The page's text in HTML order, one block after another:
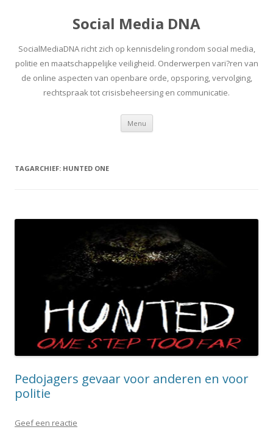
Social Media DNA
SocialMediaDNA richt zich op kennisdeling rondom social media,
politie en maatschappelijke veiligheid. Onderwerpen vari?ren van
de online aspecten van openbare orde, opsporing, vervolging,
rechtspraak tot crisisbeheersing en communicatie.
Menu Spring
inhoud
TAGARCHIEF: HUNTED ONE
Pedojagers gevaar voor anderen en voor
politie
Geef een reactie